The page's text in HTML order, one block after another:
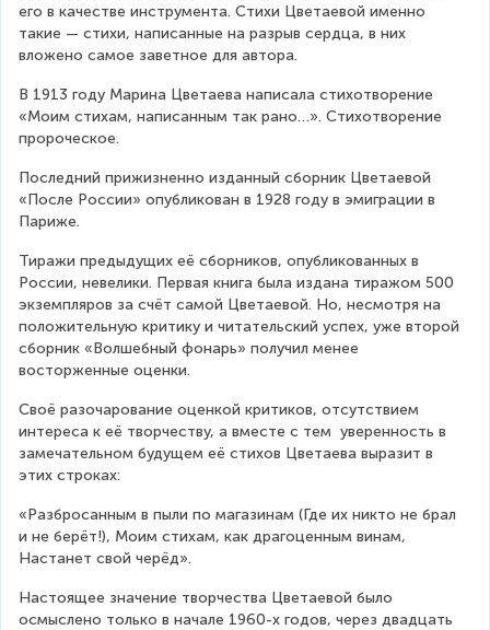
его в качестве инструмента. Стихи Цветаевой именно
такие — стихи, написанные на разрыв сердца, в них
вложено самое заветное для автора.
В 1913 году Марина Цветаева написала стихотворение
«Моим стихам, написанным так рано…». Стихотворение
пророческое.
Последний прижизненно изданный сборник Цветаевой
«После России» опубликован в 1928 году в эмиграции в
Париже.
Тиражи предыдущих её сборников, опубликованных в
России, невелики. Первая книга была издана тиражом 500
экземпляров за счёт самой Цветаевой. Но, несмотря на
положительную критику и читательский успех, уже второй
сборник «Волшебный фонарь» получил менее
восторженные оценки.
Своё разочарование оценкой критиков, отсутствием
интереса к её творчеству, а вместе с тем  уверенность в
замечательном будущем её стихов Цветаева выразит в
этих строках:
«Разбросанным в пыли по магазинам (Где их никто не брал
и не берёт!), Моим стихам, как драгоценным винам,
Настанет свой черёд».
Настоящее значение творчества Цветаевой было
осмыслено только в начале 1960-х годов, через двадцать